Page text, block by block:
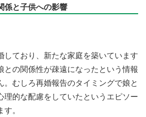
係と子供への影響
しており、新たな家庭を築いています
との関係性が疎遠になったという情報
。むしろ再婚報告のタイミングで娘と
理的な配慮をしていたというエピソー
。